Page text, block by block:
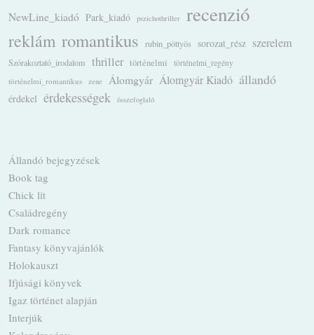
NewLine_kiadó Park_kiadó pszichothriller recenzió
reklám romantikus rubin_pöttyös sorozat_rész szerelem
Szórakoztató_irodalom thriller történelmi
történelmi_regény
történelmi_romantikus
zene Álomgyár Álomgyár Kiadó állandó
érdekel érdekességek összefoglaló
Állandó bejegyzések
Book tag
Chick lit
Családregény
Dark romance
Fantasy könyvajánlók
Holokauszt
Ifjúsági könyvek
Igaz történet alapján
Interjúk